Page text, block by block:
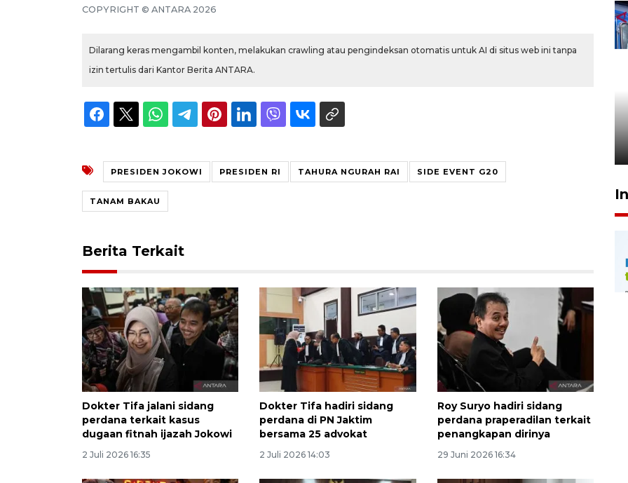
COPYRIGHT © ANTARA 2026
Dilarang keras mengambil konten, melakukan crawling atau pengindeksan otomatis untuk AI di situs web ini tanpa
izin tertulis dari Kantor Berita ANTARA.
PRESIDEN JOKOWI PRESIDEN RI TAHURA NGURAH RAI SIDE EVENT G20
TANAM BAKAU
Berita Terkait
Dokter Tifa jalani sidang
perdana terkait kasus
dugaan fitnah ijazah Jokowi
2 Juli 2026 16:35
Dokter Tifa hadiri sidang
perdana di PN Jaktim
bersama 25 advokat
2 Juli 2026 14:03
Roy Suryo hadiri sidang
perdana praperadilan terkait
penangkapan dirinya
29 Juni 2026 16:34